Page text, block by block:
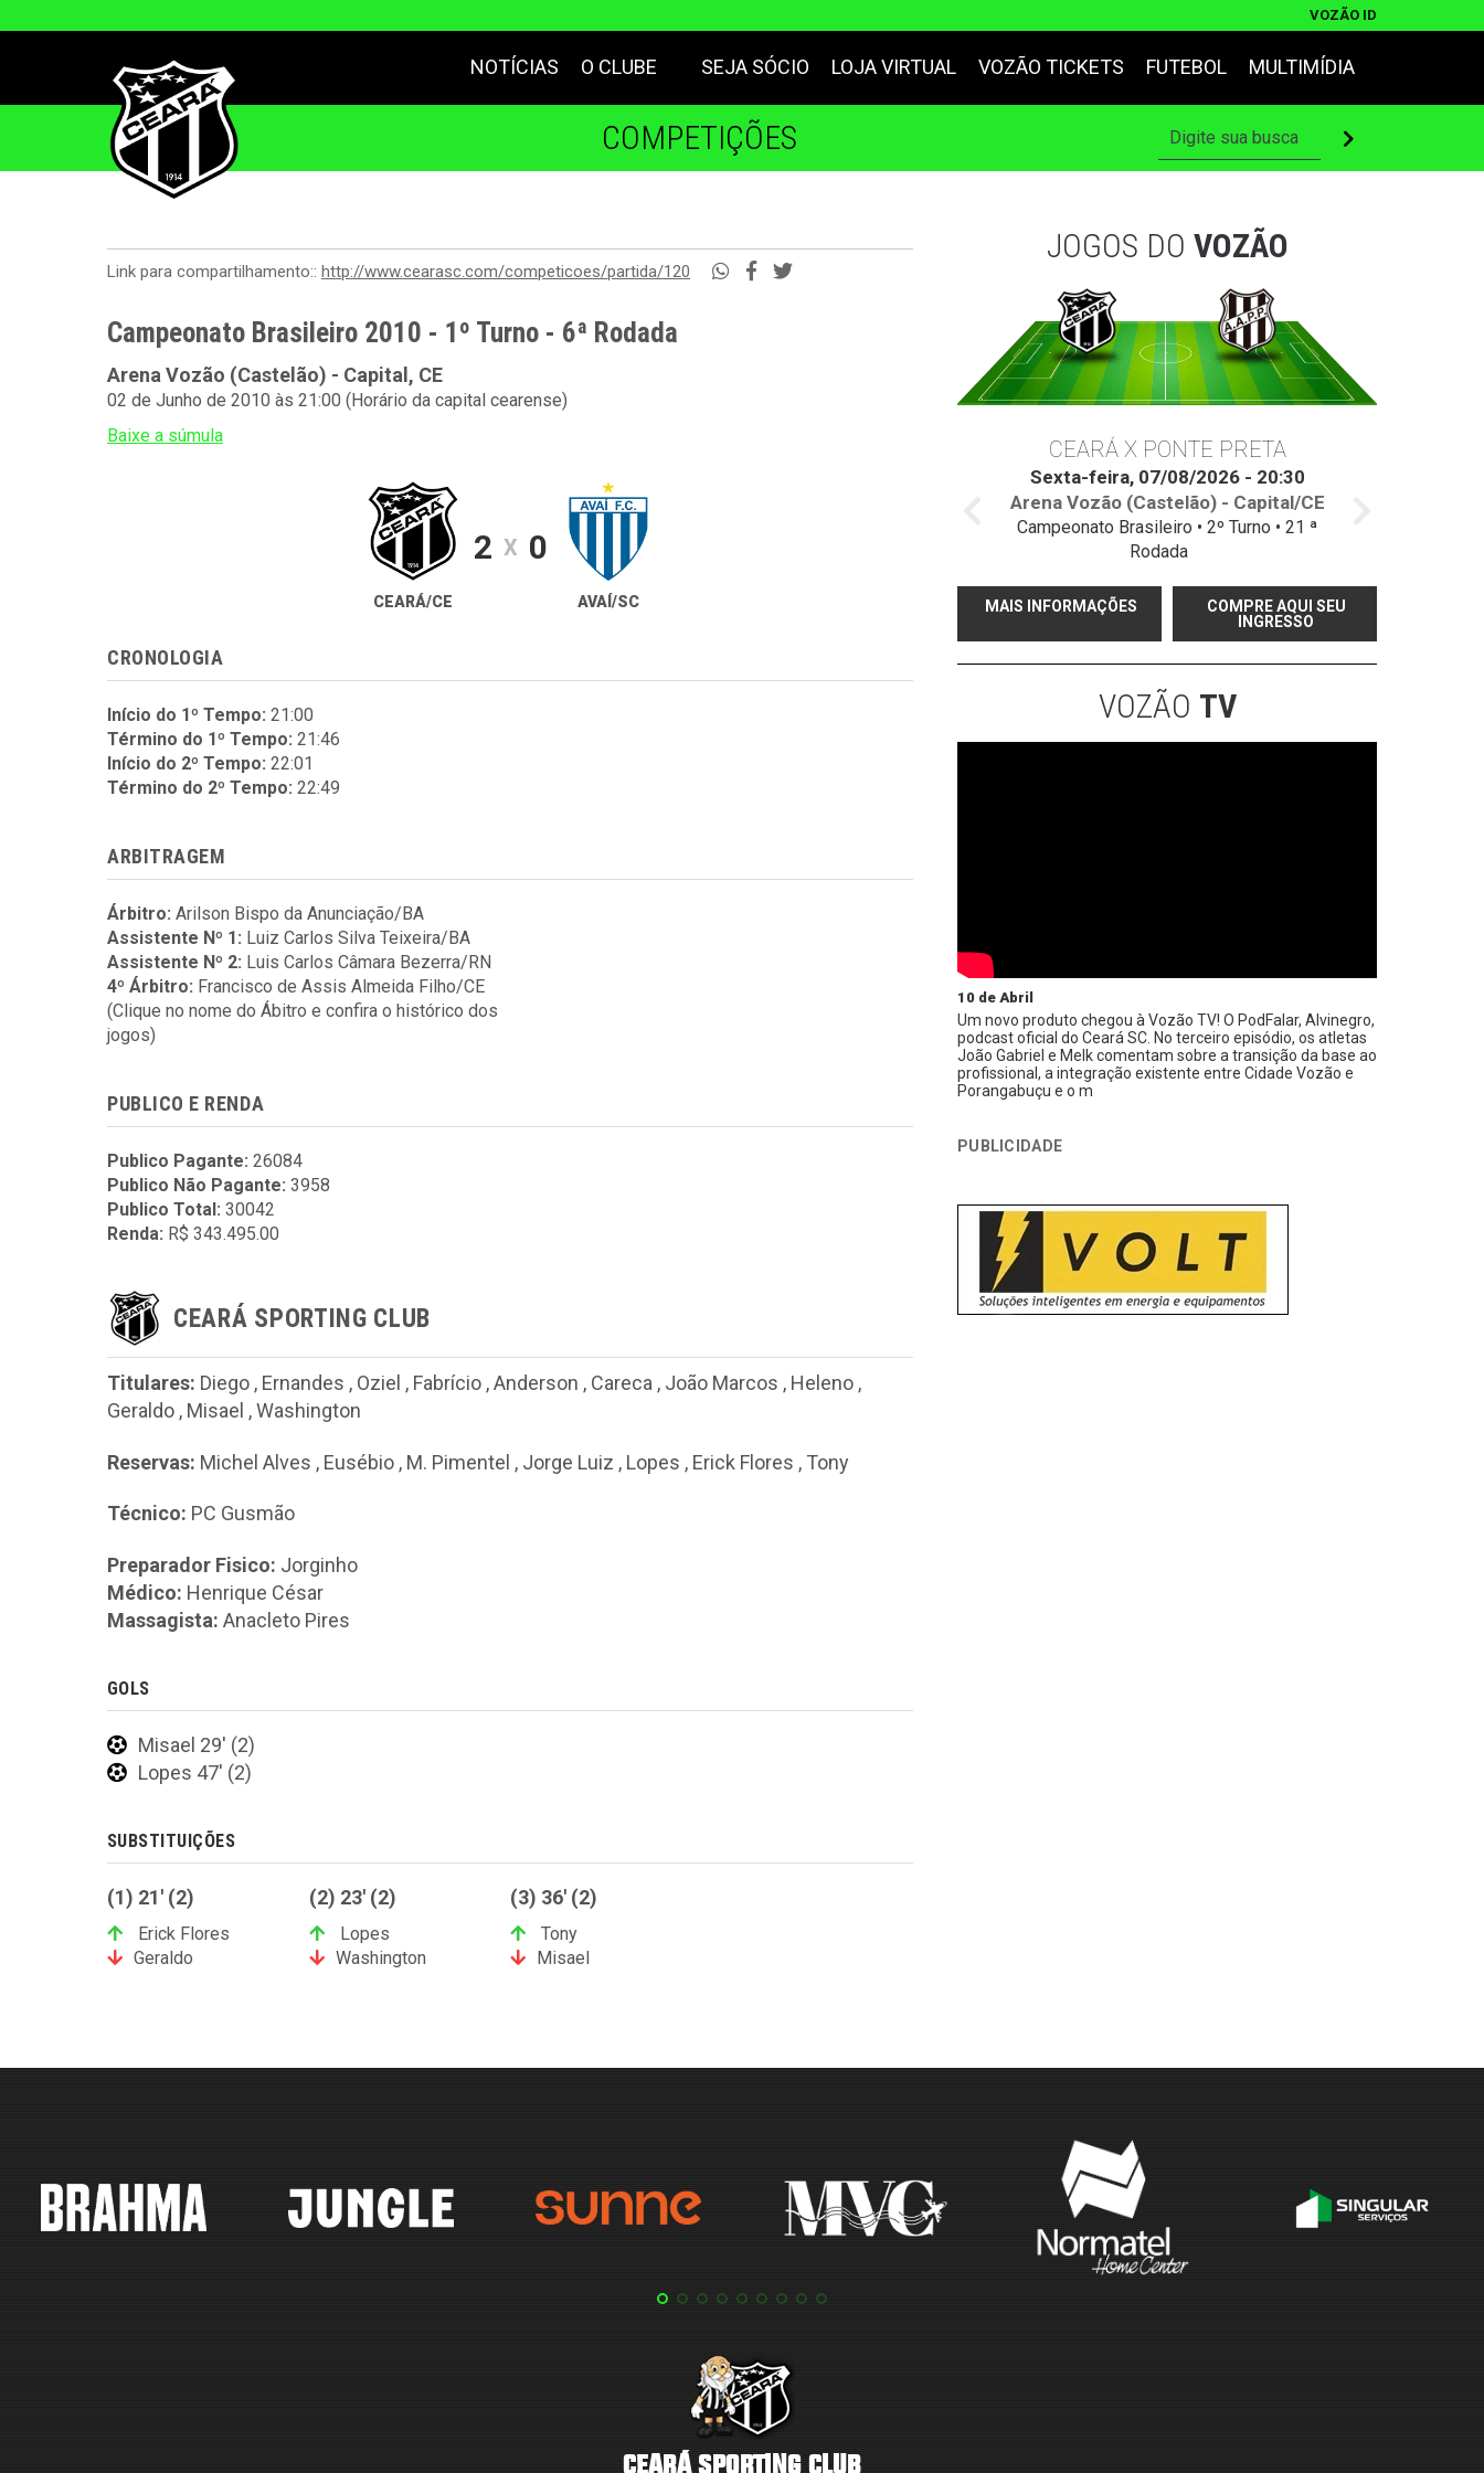
VOZÃO ID
NOTÍCIAS O CLUBE SEJA SÓCIO LOJA VIRTUAL VOZÃO TICKETS FUTEBOL MULTIMÍDIA
COMPETIÇÕES
Link para compartilhamento:: http://www.cearasc.com/competicoes/partida/120
Campeonato Brasileiro 2010 - 1º Turno - 6ª Rodada
Arena Vozão (Castelão) - Capital, CE
02 de Junho de 2010 às 21:00 (Horário da capital cearense)
Baixe a súmula
CEARÁ/CE
2 X 0
AVAÍ/SC
CRONOLOGIA
Início do 1º Tempo: 21:00
Término do 1º Tempo: 21:46
Início do 2º Tempo: 22:01
Término do 2º Tempo: 22:49
ARBITRAGEM
Árbitro: Arilson Bispo da Anunciação/BA
Assistente Nº 1: Luiz Carlos Silva Teixeira/BA
Assistente Nº 2: Luis Carlos Câmara Bezerra/RN
4º Árbitro: Francisco de Assis Almeida Filho/CE
(Clique no nome do Ábitro e confira o histórico dos
jogos)
PUBLICO E RENDA
Publico Pagante: 26084
Publico Não Pagante: 3958
Publico Total: 30042
Renda: R$ 343.495.00
CEARÁ SPORTING CLUB
Titulares: Diego , Ernandes , Oziel , Fabrício ,Anderson , Careca , João Marcos , Heleno ,
Geraldo , Misael ,Washington
Reservas: Michel Alves , Eusébio , M. Pimentel , Jorge Luiz , Lopes , Erick Flores , Tony
Técnico: PC Gusmão
Preparador Fisico: Jorginho
Médico: Henrique César
Massagista: Anacleto Pires
GOLS
Misael 29' (2)
Lopes 47' (2)
SUBSTITUIÇÕES
(1) 21' (2)
Erick Flores
Geraldo
(2) 23' (2)
Lopes
Washington
(3) 36' (2)
Tony
Misael
JOGOS DO VOZÃO
CEARÁ X PONTE PRETA
Sexta-feira, 07/08/2026 - 20:30
Arena Vozão (Castelão) - Capital/CE
Campeonato Brasileiro • 2º Turno • 21 ª
Rodada
MAIS INFORMAÇÕES
COMPRE AQUI SEU
INGRESSO
VOZÃO TV
10 de Abril
Um novo produto chegou à Vozão TV! O PodFalar, Alvinegro,
podcast oficial do Ceará SC. No terceiro episódio, os atletas
João Gabriel e Melk comentam sobre a transição da base ao
profissional, a integração existente entre Cidade Vozão e
Porangabuçu e o m
PUBLICIDADE
CEARÁ SPORTING CLUB